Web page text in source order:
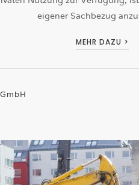
eigener Sachbezug
MEHR DAZU >